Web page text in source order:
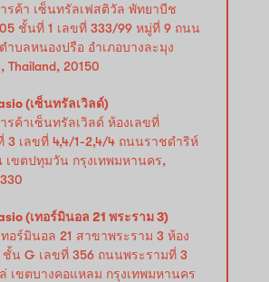
รค้า เซ็นทรัลเฟสติวัล พัทยาบีช
ชั้นที่ 1 เลขที่ 333/99 หมู่ที่ 9 ถนน
ำบลหนองปรือ อำเภอบางละมุง
Thailand, 20150
(เซ็นทรัลเวิลด์)
รค้าเซ็นทรัลเวิลด์ ห้องเลขที่
3 เลขที่ 4,4/1-2,4/4 ถนนราชดำริห์
เขตปทุมวัน กรุงเทพมหานคร,
(เทอร์มินอล 21 พระราม 3)
อร์มินอล 21 สาขาพระราม 3 ห้อง
ชั้น G เลขที่ 356 ถนนพระรามที่ 3
เขตบางคอแหลม กรุงเทพมหานคร